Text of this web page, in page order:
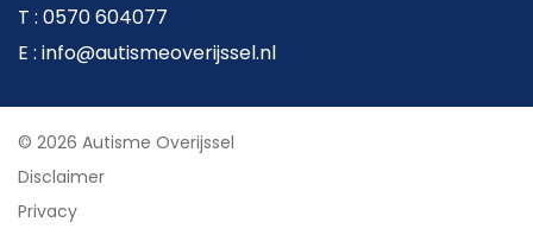
T : 0570 604077
E : info@autismeoverijssel.nl
© 2026 Autisme Overijssel
Disclaimer
Privacy